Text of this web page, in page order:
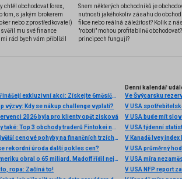
chtěl obchodovat forex,
tom, s jakým brokerem
nebo zprostředkovatel)
svěřil mu své finance
rád bych vám přiblížil
z nich.
Snem některých obchodníků je
nutnosti jakéhokoliv zásahu do
fikce nebo reálná záležitost? Kolik z
"roboti" mohou profitabilně
principech fungují?
🚀 FXstreet.cz & eToro přinášejí exkluzivní akci: Získejte 6měsíční členství ve VIP zóně ZDARMA
výzvy: Kdy se nákup challenge vyplatí?
2026 byla pro klienty opět zisková
Léto v plném proudu, trhy také: Top 3 obchody traderů Fintokei na indexech a zlatě
Chamtivost a strach: Největší cenové pohyby na finančních trzích (červenec 2026)
rekordní úroda další pokles cen?
Stvořil elitní klub, kde Ameriku obral o 65 miliard. Madoff řídil největší Ponzi dějin
ropa: Začíná to!
Denní kalendář
Ve Švýcarsku
V USA
V USA bude mít
V USA týdenní
V Kanadě Ivey index
V USA průměrný
V USA míra
V USA NFP report